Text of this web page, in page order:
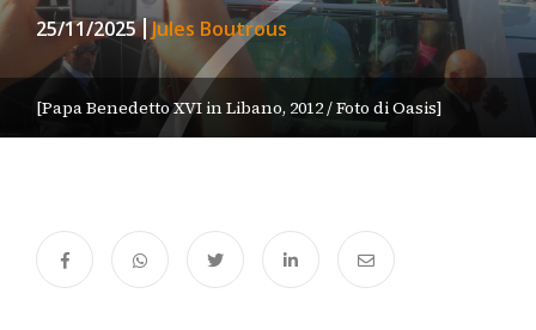
25/11/2025 Jules Boutrous
[Papa Benedetto XVI in Libano, 2012 / Foto di Oasis]